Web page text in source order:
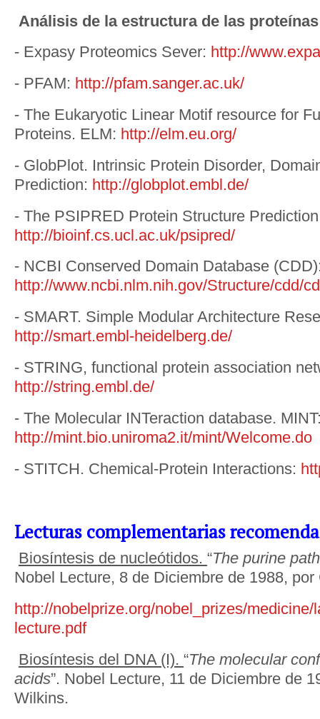
Análisis de la estructura de las proteínas
- Expasy Proteomics Sever: http://
- PFAM: http://pfam.sanger.ac.uk/
- The Eukaryotic Linear Motif resource for
Proteins. ELM: http://elm.eu.org/
- GlobPlot. Intrinsic Protein Disorder,
Prediction: http://globplot.embl.de/
- The PSIPRED Protein Structure
http://bioinf.cs.ucl.ac.uk/psipred/
- NCBI Conserved Domain Database
http://www.ncbi.nlm.nih.gov/Structure/cdd/
- SMART. Simple Modular Architecture
http://smart.embl-heidelberg.de/
- STRING, functional protein association
http://string.embl.de/
- The Molecular INTeraction database.
http://mint.bio.uniroma2.it/mint/Welcome.do
- STITCH. Chemical-Protein Interactions:
Lecturas complementarias
Biosíntesis de nucleótidos. “The purine
Nobel Lecture, 8 de Diciembre de 1988,
http://nobelprize.org/nobel_prizes/
lecture.pdf
Biosíntesis del DNA (I). “The molecular
acids”. Nobel Lecture, 11 de Diciembre de
Wilkins.